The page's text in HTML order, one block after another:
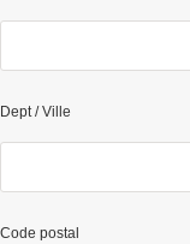
Dept / Ville
Code postal